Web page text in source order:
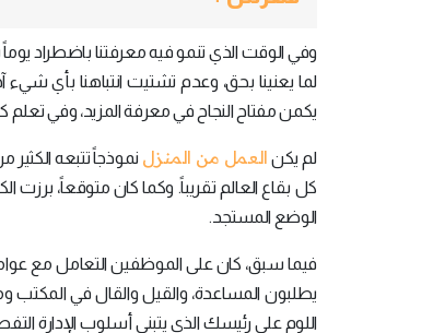
وفي الوقت الذي تنمو فيه معرفتنا باضطراد يوماً
لما يعنينا بحق، وعدم تشتيت انتباهنا بأي شيء
يكمن مفتاح النجاح في معرفة المزيد، وفي تعلم
لم يكن العمل من المنزل
كل بقاع العالم تقريباً. وكما كان متوقعاً، برزت
الوضع المستجد.
فيما سبق، كان على الموظفين التعامل مع عوامل
يطلبون المساعدة، والقيل والقال في المكتب
اللوم على رئيسك الذي يتبنى أسلوب الإدارة